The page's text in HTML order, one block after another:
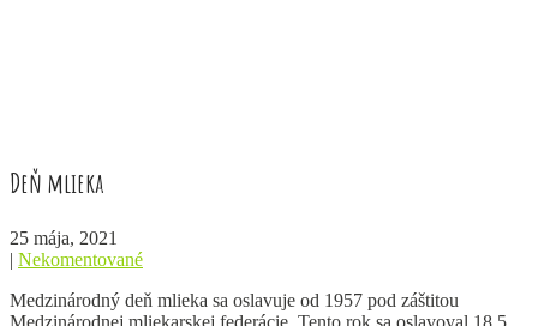
Deň mlieka
25 mája, 2021
| Nekomentované
Medzinárodný deň mlieka sa oslavuje od 1957 pod záštitou